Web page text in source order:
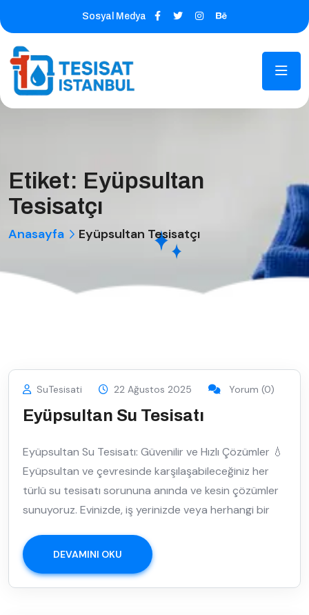
Sosyal Medya
Etiket: Eyüpsultan
Tesisatçı
Anasayfa Eyüpsultan Tesisatçı
SuTesisati 22 Ağustos 2025 Yorum (0)
Eyüpsultan Su Tesisatı
Eyüpsultan Su Tesisatı: Güvenilir ve Hızlı Çözümler 💧
Eyüpsultan ve çevresinde karşılaşabileceğiniz her
türlü su tesisatı sorununa anında ve kesin çözümler
sunuyoruz. Evinizde, iş yerinizde veya herhangi bir
DEVAMINI OKU